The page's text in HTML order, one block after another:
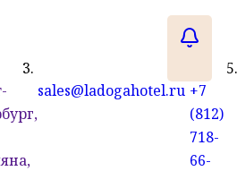
sales@ladogahotel.ru +7
(812)
718-
66-